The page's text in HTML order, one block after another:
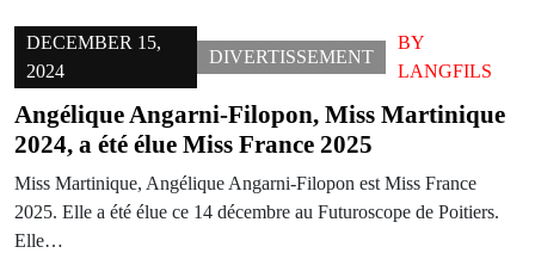
DECEMBER 15,
2024
DIVERTISSEMENT
BY
LANGFILS
Angélique Angarni-Filopon, Miss Martinique
2024, a été élue Miss France 2025
Miss Martinique, Angélique Angarni-Filopon est Miss France
2025. Elle a été élue ce 14 décembre au Futuroscope de Poitiers.
Elle…